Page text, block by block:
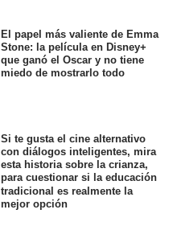
El papel más valiente de Emma
Stone: la película en Disney+
que ganó el Oscar y no tiene
miedo de mostrarlo todo
Si te gusta el cine alternativo
con diálogos inteligentes, mira
esta historia sobre la crianza,
para cuestionar si la educación
tradicional es realmente la
mejor opción